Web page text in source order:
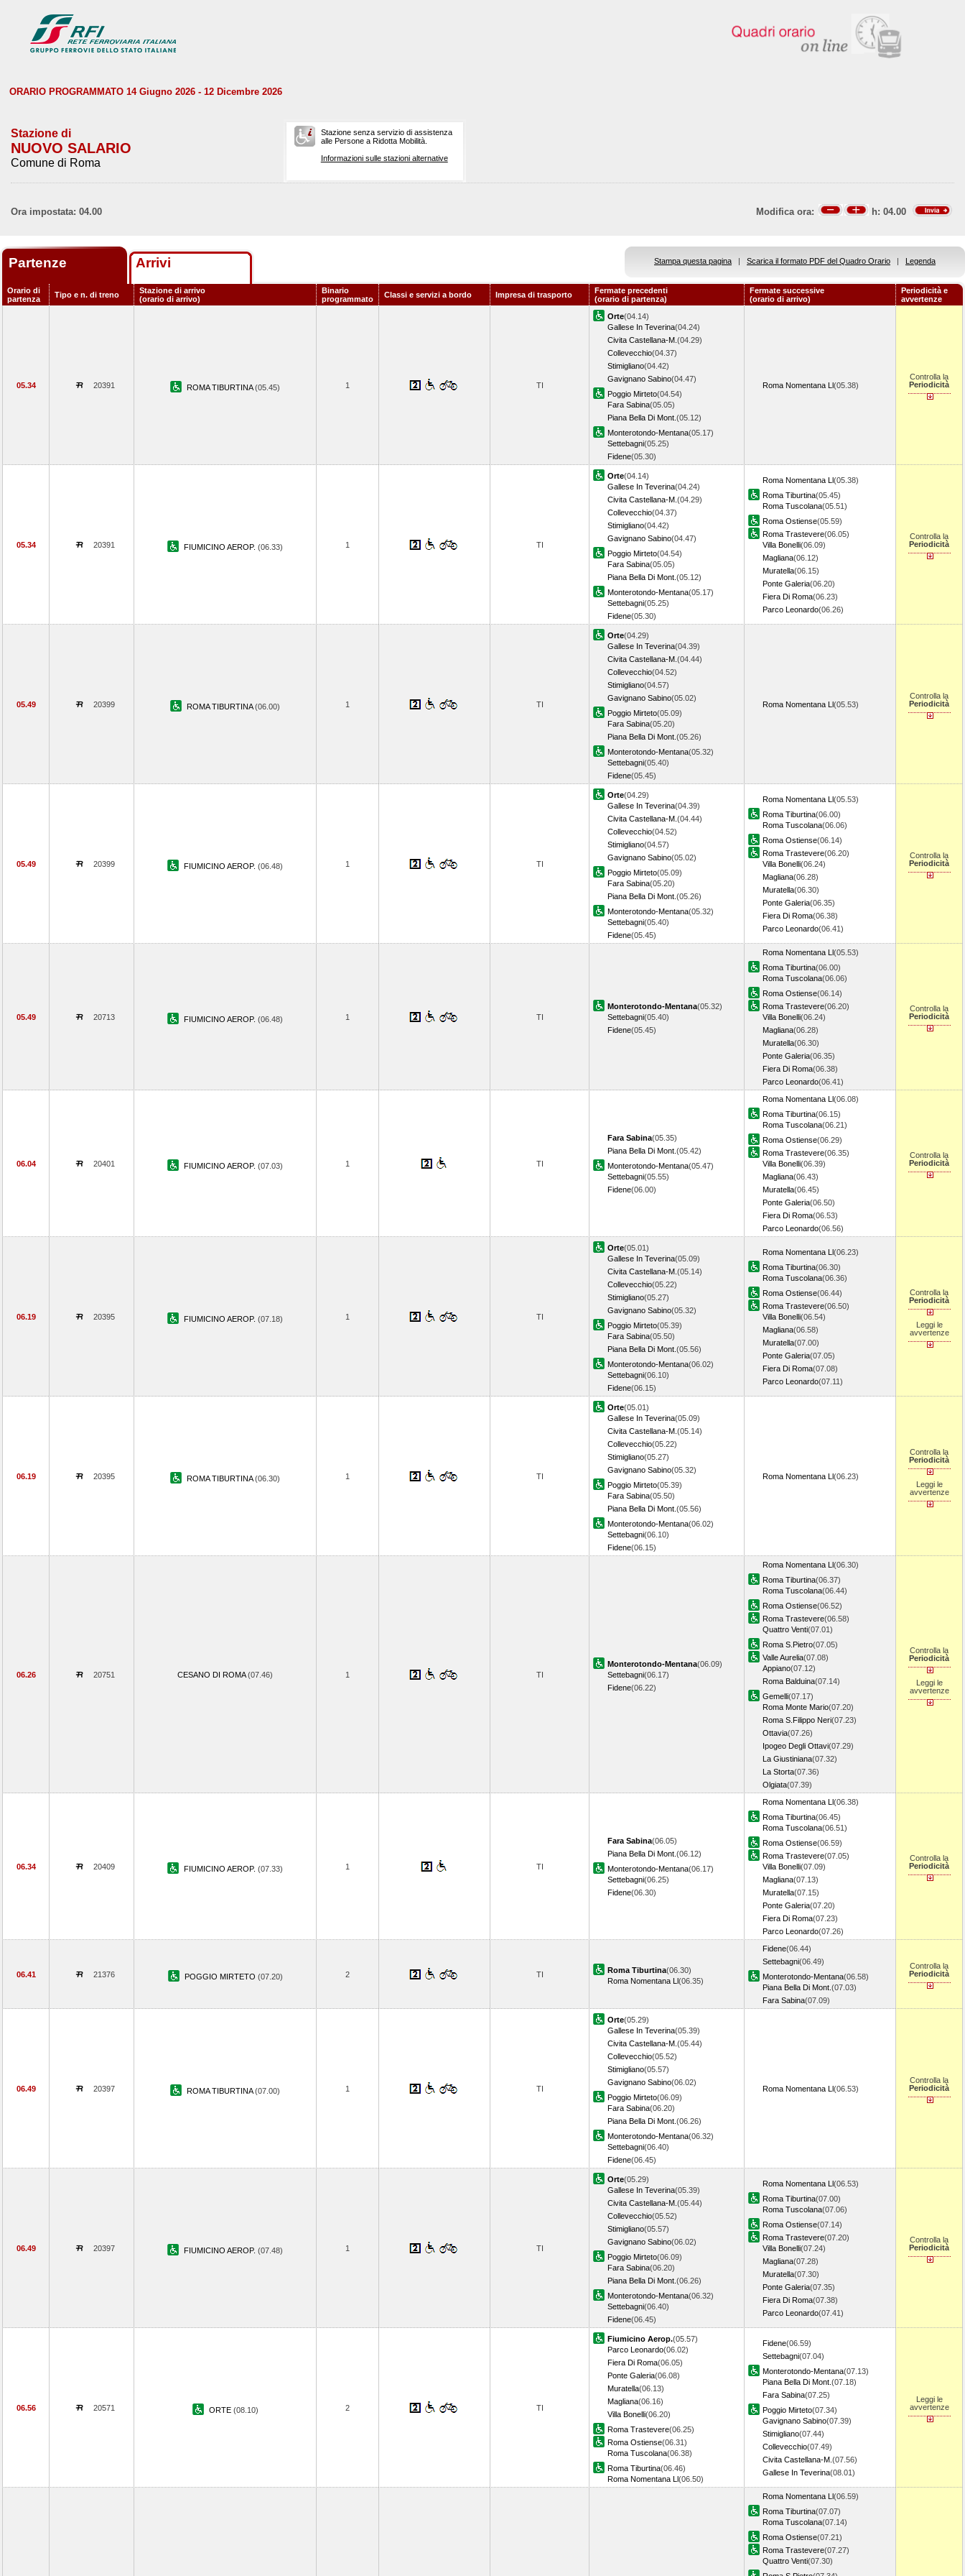
ORARIO PROGRAMMATO 14 Giugno 2026 - 12 Dicembre 2026
Stazione di
NUOVO SALARIO
Comune di Roma
Stazione senza servizio di assistenza
alle Persone a Ridotta Mobilità.
Informazioni sulle stazioni alternative
Ora impostata: 04.00 Modifica ora: h: 04.00
Partenze Arrivi Stampa questa pagina | Scarica il formato PDF del Quadro Orario | Legenda
Orario di
partenza
Tipo e n. di treno
Stazione di arrivo
(orario di arrivo)
Binario
programmato
Classi e servizi a bordo Impresa di trasporto
Fermate precedenti
(orario di partenza)
Fermate successive
(orario di arrivo)
Periodicità e
avvertenze
05.34 20391 ROMA TIBURTINA(05.45) 1 TI
Orte(04.14)
Gallese In Teverina(04.24)
Civita Castellana-M. (04.29)
Collevecchio(04.37)
Stimigliano(04.42)
Gavignano Sabino(04.47)
Poggio Mirteto(04.54)
Fara Sabina(05.05)
Piana Bella Di Mont. (05.12)
Monterotondo-Mentana(05.17)
Settebagni(05.25)
Fidene(05.30)
Roma Nomentana Ll(05.38)
Controlla la
Periodicità
05.34 20391 FIUMICINO AEROP. (06.33) 1 TI
Orte(04.14)
Gallese In Teverina(04.24)
Civita Castellana-M. (04.29)
Collevecchio(04.37)
Stimigliano(04.42)
Gavignano Sabino(04.47)
Poggio Mirteto(04.54)
Fara Sabina(05.05)
Piana Bella Di Mont. (05.12)
Monterotondo-Mentana(05.17)
Settebagni(05.25)
Fidene(05.30)
Roma Nomentana Ll(05.38)
Roma Tiburtina(05.45)
Roma Tuscolana(05.51)
Roma Ostiense(05.59)
Roma Trastevere(06.05)
Villa Bonelli(06.09)
Magliana(06.12)
Muratella(06.15)
Ponte Galeria(06.20)
Fiera Di Roma(06.23)
Parco Leonardo(06.26)
Controlla la
Periodicità
05.49 20399 ROMA TIBURTINA(06.00) 1 TI
Orte(04.29)
Gallese In Teverina(04.39)
Civita Castellana-M. (04.44)
Collevecchio(04.52)
Stimigliano(04.57)
Gavignano Sabino(05.02)
Poggio Mirteto(05.09)
Fara Sabina(05.20)
Piana Bella Di Mont. (05.26)
Monterotondo-Mentana(05.32)
Settebagni(05.40)
Fidene(05.45)
Roma Nomentana Ll(05.53)
Controlla la
Periodicità
05.49 20399 FIUMICINO AEROP. (06.48) 1 TI
Orte(04.29)
Gallese In Teverina(04.39)
Civita Castellana-M. (04.44)
Collevecchio(04.52)
Stimigliano(04.57)
Gavignano Sabino(05.02)
Poggio Mirteto(05.09)
Fara Sabina(05.20)
Piana Bella Di Mont. (05.26)
Monterotondo-Mentana(05.32)
Settebagni(05.40)
Fidene(05.45)
Roma Nomentana Ll(05.53)
Roma Tiburtina(06.00)
Roma Tuscolana(06.06)
Roma Ostiense(06.14)
Roma Trastevere(06.20)
Villa Bonelli(06.24)
Magliana(06.28)
Muratella(06.30)
Ponte Galeria(06.35)
Fiera Di Roma(06.38)
Parco Leonardo(06.41)
Controlla la
Periodicità
05.49 20713 FIUMICINO AEROP. (06.48) 1 TI
Monterotondo-Mentana(05.32)
Settebagni(05.40)
Fidene(05.45)
Roma Nomentana Ll(05.53)
Roma Tiburtina(06.00)
Roma Tuscolana(06.06)
Roma Ostiense(06.14)
Roma Trastevere(06.20)
Villa Bonelli(06.24)
Magliana(06.28)
Muratella(06.30)
Ponte Galeria(06.35)
Fiera Di Roma(06.38)
Parco Leonardo(06.41)
Controlla la
Periodicità
06.04 20401 FIUMICINO AEROP. (07.03) 1 TI
Fara Sabina(05.35)
Piana Bella Di Mont. (05.42)
Monterotondo-Mentana(05.47)
Settebagni(05.55)
Fidene(06.00)
Roma Nomentana Ll(06.08)
Roma Tiburtina(06.15)
Roma Tuscolana(06.21)
Roma Ostiense(06.29)
Roma Trastevere(06.35)
Villa Bonelli(06.39)
Magliana(06.43)
Muratella(06.45)
Ponte Galeria(06.50)
Fiera Di Roma(06.53)
Parco Leonardo(06.56)
Controlla la
Periodicità
06.19 20395 FIUMICINO AEROP. (07.18) 1 TI
Orte(05.01)
Gallese In Teverina(05.09)
Civita Castellana-M. (05.14)
Collevecchio(05.22)
Stimigliano(05.27)
Gavignano Sabino(05.32)
Poggio Mirteto(05.39)
Fara Sabina(05.50)
Piana Bella Di Mont. (05.56)
Monterotondo-Mentana(06.02)
Settebagni(06.10)
Fidene(06.15)
Roma Nomentana Ll(06.23)
Roma Tiburtina(06.30)
Roma Tuscolana(06.36)
Roma Ostiense(06.44)
Roma Trastevere(06.50)
Villa Bonelli(06.54)
Magliana(06.58)
Muratella(07.00)
Ponte Galeria(07.05)
Fiera Di Roma(07.08)
Parco Leonardo(07.11)
Controlla la
Periodicità
Leggi le
avvertenze
06.19 20395 ROMA TIBURTINA(06.30) 1 TI
Orte(05.01)
Gallese In Teverina(05.09)
Civita Castellana-M. (05.14)
Collevecchio(05.22)
Stimigliano(05.27)
Gavignano Sabino(05.32)
Poggio Mirteto(05.39)
Fara Sabina(05.50)
Piana Bella Di Mont. (05.56)
Monterotondo-Mentana(06.02)
Settebagni(06.10)
Fidene(06.15)
Roma Nomentana Ll(06.23)
Controlla la
Periodicità
Leggi le
avvertenze
06.26 20751 CESANO DI ROMA(07.46) 1 TI
Monterotondo-Mentana(06.09)
Settebagni(06.17)
Fidene(06.22)
Roma Nomentana Ll(06.30)
Roma Tiburtina(06.37)
Roma Tuscolana(06.44)
Roma Ostiense(06.52)
Roma Trastevere(06.58)
Quattro Venti(07.01)
Roma S.Pietro(07.05)
Valle Aurelia(07.08)
Appiano(07.12)
Roma Balduina(07.14)
Gemelli(07.17)
Roma Monte Mario(07.20)
Roma S.Filippo Neri(07.23)
Ottavia(07.26)
Ipogeo Degli Ottavi(07.29)
La Giustiniana(07.32)
La Storta(07.36)
Olgiata(07.39)
Controlla la
Periodicità
Leggi le
avvertenze
06.34 20409 FIUMICINO AEROP. (07.33) 1 TI
Fara Sabina(06.05)
Piana Bella Di Mont. (06.12)
Monterotondo-Mentana(06.17)
Settebagni(06.25)
Fidene(06.30)
Roma Nomentana Ll(06.38)
Roma Tiburtina(06.45)
Roma Tuscolana(06.51)
Roma Ostiense(06.59)
Roma Trastevere(07.05)
Villa Bonelli(07.09)
Magliana(07.13)
Muratella(07.15)
Ponte Galeria(07.20)
Fiera Di Roma(07.23)
Parco Leonardo(07.26)
Controlla la
Periodicità
06.41 21376 POGGIO MIRTETO (07.20) 2 TI Roma Tiburtina(06.30)
Roma Nomentana Ll(06.35)
Fidene(06.44)
Settebagni(06.49)
Monterotondo-Mentana(06.58)
Piana Bella Di Mont. (07.03)
Fara Sabina(07.09)
Controlla la
Periodicità
06.49 20397 ROMA TIBURTINA(07.00) 1 TI
Orte(05.29)
Gallese In Teverina(05.39)
Civita Castellana-M. (05.44)
Collevecchio(05.52)
Stimigliano(05.57)
Gavignano Sabino(06.02)
Poggio Mirteto(06.09)
Fara Sabina(06.20)
Piana Bella Di Mont. (06.26)
Monterotondo-Mentana(06.32)
Settebagni(06.40)
Fidene(06.45)
Roma Nomentana Ll(06.53)
Controlla la
Periodicità
06.49 20397 FIUMICINO AEROP. (07.48) 1 TI
Orte(05.29)
Gallese In Teverina(05.39)
Civita Castellana-M. (05.44)
Collevecchio(05.52)
Stimigliano(05.57)
Gavignano Sabino(06.02)
Poggio Mirteto(06.09)
Fara Sabina(06.20)
Piana Bella Di Mont. (06.26)
Monterotondo-Mentana(06.32)
Settebagni(06.40)
Fidene(06.45)
Roma Nomentana Ll(06.53)
Roma Tiburtina(07.00)
Roma Tuscolana(07.06)
Roma Ostiense(07.14)
Roma Trastevere(07.20)
Villa Bonelli(07.24)
Magliana(07.28)
Muratella(07.30)
Ponte Galeria(07.35)
Fiera Di Roma(07.38)
Parco Leonardo(07.41)
Controlla la
Periodicità
06.56 20571 ORTE (08.10) 2 TI
Fiumicino Aerop.(05.57)
Parco Leonardo(06.02)
Fiera Di Roma(06.05)
Ponte Galeria(06.08)
Muratella(06.13)
Magliana(06.16)
Villa Bonelli(06.20)
Roma Trastevere(06.25)
Roma Ostiense(06.31)
Roma Tuscolana(06.38)
Roma Tiburtina(06.46)
Roma Nomentana Ll(06.50)
Fidene(06.59)
Settebagni(07.04)
Monterotondo-Mentana(07.13)
Piana Bella Di Mont. (07.18)
Fara Sabina(07.25)
Poggio Mirteto(07.34)
Gavignano Sabino(07.39)
Stimigliano(07.44)
Collevecchio(07.49)
Civita Castellana-M. (07.56)
Gallese In Teverina(08.01)
Leggi le
avvertenze
Roma Nomentana Ll(06.59)
Roma Tiburtina(07.07)
Roma Tuscolana(07.14)
Roma Ostiense(07.21)
Roma Trastevere(07.27)
Quattro Venti(07.30)